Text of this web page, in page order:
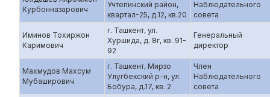
Курбонназарович
Учтепинский район,
квартал-25, д.12, кв.20
Наблюдательного
совета
Иминов Тохиржон
Каримович
г. Ташкент, ул.
Хуршида, д. 8г, кв. 91-
92
Генеральный
директор
Махмудов Махсум
Мубаширович
г. Ташкент, Мирзо
Улугбекский р-н, ул.
Бобура, д.17, кв. 2
Член
Наблюдательного
совета